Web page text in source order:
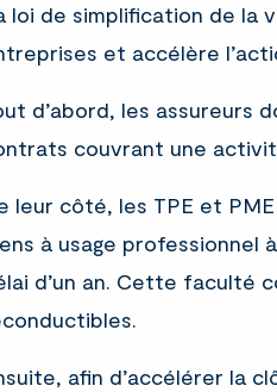
loi de simplification de la
et accélère
d’abord, les assureurs
couvrant une
leur côté, les TPE et
à usage professionnel
d’un an. Cette faculté
afin d’accélérer la